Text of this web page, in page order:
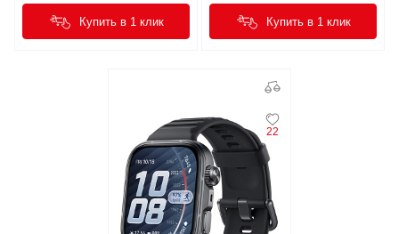
Купить в 1 клик Купить в 1 клик
22